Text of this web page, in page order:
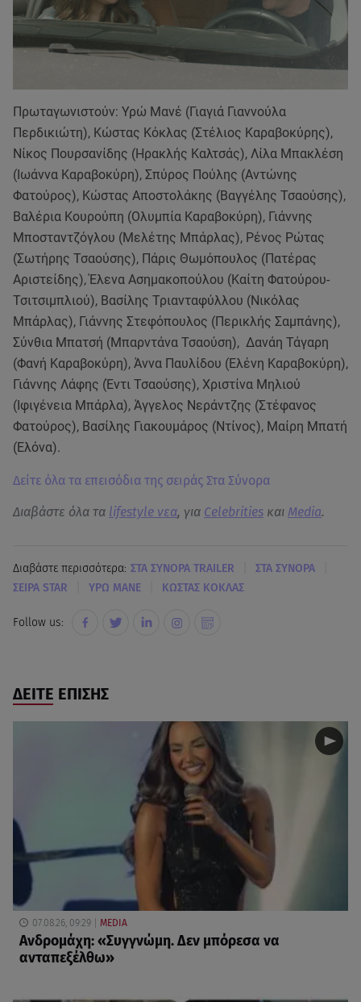
Πρωταγωνιστούν: Υρώ Μανέ (Γιαγιά Γιαννούλα
Περδικιώτη), Κώστας Κόκλας (Στέλιος Καραβοκύρης),
Νίκος Πουρσανίδης (Ηρακλής Καλτσάς), Λίλα Μπακλέση
(Ιωάννα Καραβοκύρη), Σπύρος Πούλης (Αντώνης
Φατούρος), Κώστας Αποστολάκης (Βαγγέλης Τσαούσης),
Βαλέρια Κουρούπη (Ολυμπία Καραβοκύρη), Γιάννης
Μποσταντζόγλου (Μελέτης Μπάρλας), Ρένος Ρώτας
(Σωτήρης Τσαούσης), Πάρις Θωμόπουλος (Πατέρας
Αριστείδης), Έλενα Ασημακοπούλου (Καίτη Φατούρου-
Τσιτσιμπλιού), Βασίλης Τριανταφύλλου (Νικόλας
Μπάρλας), Γιάννης Στεφόπουλος (Περικλής Σαμπάνης),
Σύνθια Μπατσή (Μπαρντάνα Τσαούση), Δανάη Τάγαρη
(Φανή Καραβοκύρη), Άννα Παυλίδου (Ελένη Καραβοκύρη),
Γιάννης Λάφης (Έντι Τσαούσης), Χριστίνα Μηλιού
(Ιφιγένεια Μπάρλα), Άγγελος Νεράντζης (Στέφανος
Φατούρος), Βασίλης Γιακουμάρος (Ντίνος), Μαίρη Μπατή
(Ελόνα).
Δείτε όλα τα επεισόδια της σειράς Στα Σύνορα
Διαβάστε όλα τα lifestyle νεα, για Celebrities και Media.
Διαβάστε περισσότερα: ΣΤΑ ΣΥΝΟΡΑ TRAILER ΣΤΑ ΣΥΝΟΡΑ
ΣΕΙΡΑ STAR ΥΡΩ ΜΑΝΕ ΚΩΣΤΑΣ ΚΟΚΛΑΣ
Follow us:
ΔΕΙΤΕ ΕΠΙΣΗΣ
07.08.26, 09:29 MEDIA
Ανδρομάχη: «Συγγνώμη. Δεν μπόρεσα να
ανταπεξέλθω»